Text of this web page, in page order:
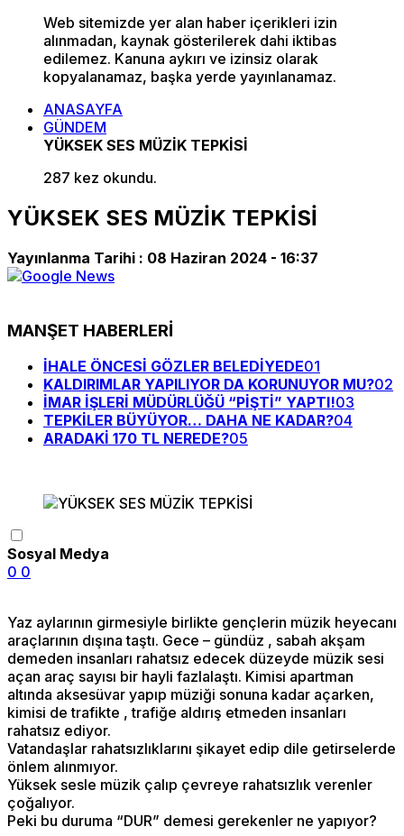
Web sitemizde yer alan haber içerikleri izin
alınmadan, kaynak gösterilerek dahi iktibas
edilemez. Kanuna aykırı ve izinsiz olarak
kopyalanamaz, başka yerde yayınlanamaz.
ANASAYFA
GÜNDEM
YÜKSEK SES MÜZİK TEPKİSİ
287 kez okundu.
YÜKSEK SES MÜZİK TEPKİSİ
Yayınlanma Tarihi : 08 Haziran 2024 - 16:37
MANŞET HABERLERİ
İHALE ÖNCESİ GÖZLER BELEDİYEDE01
KALDIRIMLAR YAPILIYOR DA KORUNUYOR MU?02
İMAR İŞLERİ MÜDÜRLÜĞÜ “PİŞTİ” YAPTI!03
TEPKİLER BÜYÜYOR… DAHA NE KADAR?04
ARADAKİ 170 TL NEREDE?05
Sosyal Medya
0 0
Yaz aylarının girmesiyle birlikte gençlerin müzik heyecanı
araçlarının dışına taştı. Gece – gündüz , sabah akşam
demeden insanları rahatsız edecek düzeyde müzik sesi
açan araç sayısı bir hayli fazlalaştı. Kimisi apartman
altında aksesüvar yapıp müziği sonuna kadar açarken,
kimisi de trafikte , trafiğe aldırış etmeden insanları
rahatsız ediyor.
Vatandaşlar rahatsızlıklarını şikayet edip dile getirselerde
önlem alınmıyor.
Yüksek sesle müzik çalıp çevreye rahatsızlık verenler
çoğalıyor.
Peki bu duruma “DUR” demesi gerekenler ne yapıyor?